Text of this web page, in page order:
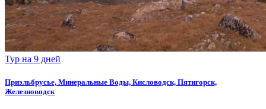
Тур на 9 дней
Приэльбрусье, Минеральные Воды, Кисловодск, Пятигорск,
Железноводск